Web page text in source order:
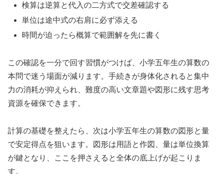
検算は逆算と代入の二方式で交差確認する
単位は途中式の右肩に必ず添える
時間が迫ったら概算で範囲解を先に書く
この確認を一分で回す習慣がつけば、小学五年生の算数の
本問で迷う場面が減ります。手続きが身体化されると集中
力の消耗が抑えられ、難度の高い文章題や図形に残す思考
資源を確保できます。
計算の基礎を整えたら、次は小学五年生の算数の図形と量
で安定得点を狙います。図形は用語と作図、量は単位換算
が鍵となり、ここを押さえると全体の底上げが起こりま
す。